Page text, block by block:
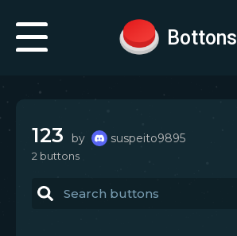
Bottons
123 by suspeito9895
2 buttons